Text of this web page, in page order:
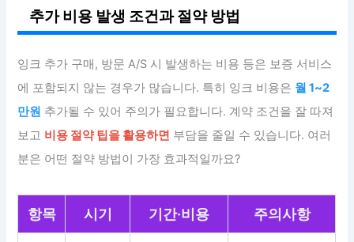
추가 비용 발생 조건과 절약 방법
잉크 추가 구매, 방문 A/S 시 발생하는 비용 등은 보증 서비스
에 포함되지 않는 경우가 많습니다. 특히 잉크 비용은 월 1~2
만원 추가될 수 있어 주의가 필요합니다. 계약 조건을 잘 따져
보고 비용 절약 팁을 활용하면 부담을 줄일 수 있습니다. 여러
분은 어떤 절약 방법이 가장 효과적일까요?
항목 시기 기간·비용 주의사항